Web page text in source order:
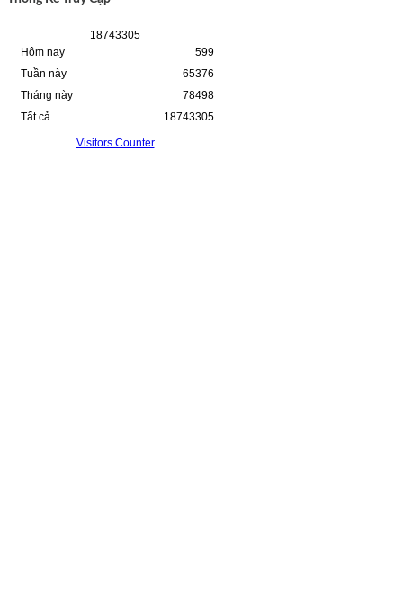
18743305
Hôm nay
Tuần này
Tháng này
Tất cả
599
65376
78498
18743305
Visitors Counter